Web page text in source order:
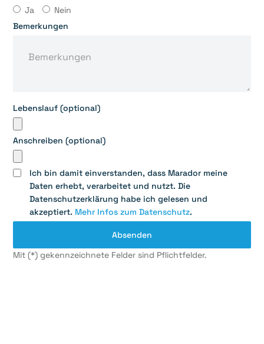
Ja
Nein
Bemerkungen
Lebenslauf (optional)
Anschreiben (optional)
Ich bin damit einverstanden, dass Marador meine
Daten erhebt, verarbeitet und nutzt. Die
Datenschutzerklärung habe ich gelesen und
akzeptiert. Mehr Infos zum Datenschutz.
Mit (*) gekennzeichnete Felder sind Pflichtfelder.